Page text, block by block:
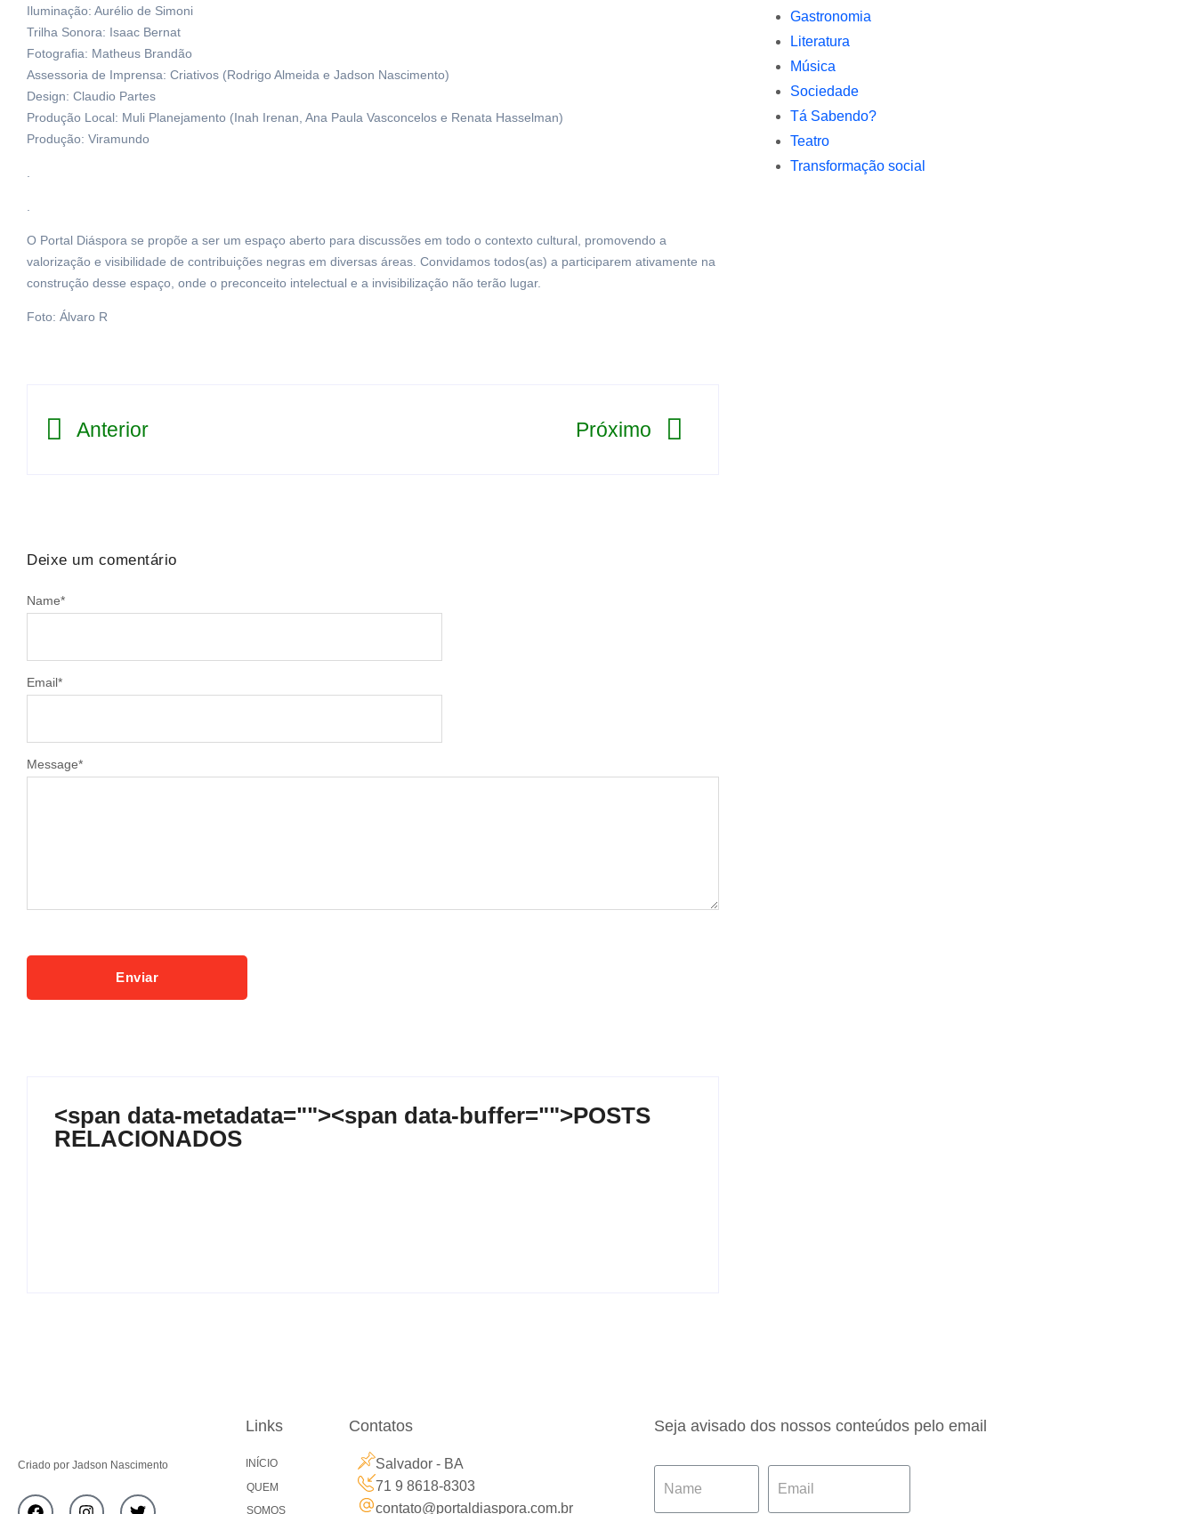
Iluminação: Aurélio de Simoni
Trilha Sonora: Isaac Bernat
Fotografia: Matheus Brandão
Assessoria de Imprensa: Criativos (Rodrigo Almeida e Jadson Nascimento)
Design: Claudio Partes
Produção Local: Muli Planejamento (Inah Irenan, Ana Paula Vasconcelos e Renata Hasselman)
Produção: Viramundo
O Portal Diáspora se propõe a ser um espaço aberto para discussões em todo o contexto cultural, promovendo a
valorização e visibilidade de contribuições negras em diversas áreas. Convidamos todos(as) a participarem ativamente na
construção desse espaço, onde o preconceito intelectual e a invisibilização não terão lugar.
Foto: Álvaro R
Anterior Próximo
Deixe um comentário
Message*
Name*
Email*
<span data-metadata=""><span data-buffer="">POSTS
RELACIONADOS
Teatro
Gastronomia
Literatura
Música
Sociedade
Tá Sabendo?
Teatro
Transformação social
Criado por Jadson Nascimento
Links
INÍCIO
QUEM
SOMOS
Contatos
Salvador - BA
71 9 8618-8303
contato@portaldiaspora.com.br
Seja avisado dos nossos conteúdos pelo email